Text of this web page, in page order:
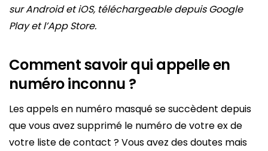
sur Android et iOS, téléchargeable depuis Google
Play et l’App Store.
Comment savoir qui appelle en
numéro inconnu ?
Les appels en numéro masqué se succèdent depuis
que vous avez supprimé le numéro de votre ex de
votre liste de contact ? Vous avez des doutes mais